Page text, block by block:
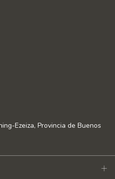
Ezeiza, Provincia de Buenos